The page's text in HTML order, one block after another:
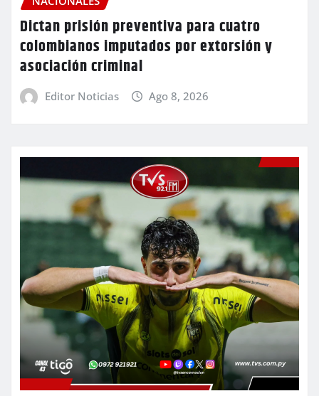
Dictan prisión preventiva para cuatro
colombianos imputados por extorsión y
asociación criminal
Editor Noticias Ago 8, 2026